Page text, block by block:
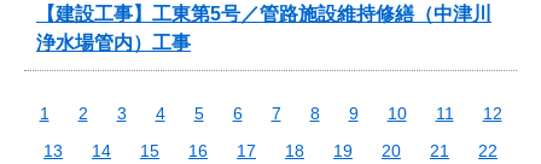
【建設工事】工東第5号／管路施設維持修繕（中津川
浄水場管内）工事
1 2 3 4 5 6 7 8 9 10 11
12
13
14 15 16 17 18 19 20 21
22